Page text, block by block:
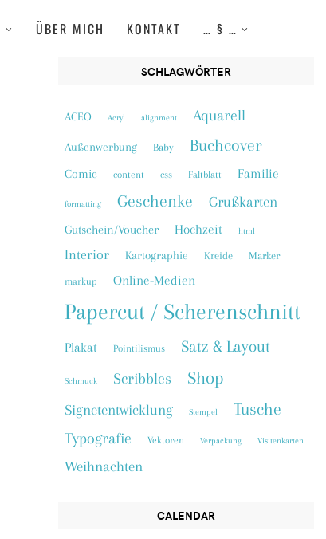
ÜBER MICH KONTAKT … § …
SCHLAGWÖRTER
ACEO Acryl alignment Aquarell
Außenwerbung Baby Buchcover
Comic content css Faltblatt Familie
formatting Geschenke Grußkarten
Gutschein/Voucher Hochzeit html
Interior Kartographie Kreide Marker
markup Online-Medien
Papercut / Scherenschnitt
Plakat Pointilismus Satz & Layout
Schmuck Scribbles Shop
Signetentwicklung Stempel Tusche
Typografie Vektoren Verpackung Visitenkarten
Weihnachten
CALENDAR